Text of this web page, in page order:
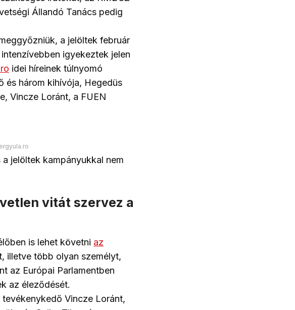
Állandó Tanács pedig
a jelöltek február
igyekeztek jelen
idei híreinek túlnyomó
és három kihívója, Hegedüs
Vincze Loránt, a FUEN
jelöltek kampányukkal nem
vitát szervez a
is lehet követni az
illetve több olyan személyt,
az Európai Parlamentben
az éleződését.
Vincze Loránt,